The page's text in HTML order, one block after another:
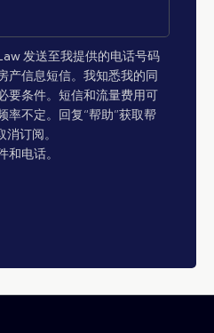
发送至我提供的电话号码
产信息短信。我知悉我的同
要条件。短信和流量费用可
率不定。回复“帮助”获取帮
订阅。
和电话。